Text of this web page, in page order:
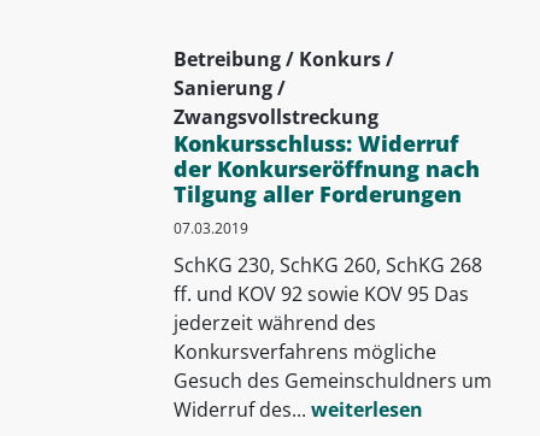
Betreibung / Konkurs /
Sanierung /
Zwangsvollstreckung
Konkursschluss: Widerruf
der Konkurseröffnung nach
Tilgung aller Forderungen
07.03.2019
SchKG 230, SchKG 260, SchKG 268
ff. und KOV 92 sowie KOV 95 Das
jederzeit während des
Konkursverfahrens mögliche
Gesuch des Gemeinschuldners um
Widerruf des... weiterlesen